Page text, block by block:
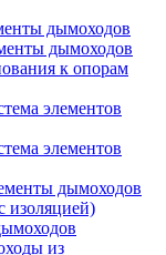
дымоходов
дымоходов
к опорам
элементов
элементов
дымоходов
изоляцией)
из